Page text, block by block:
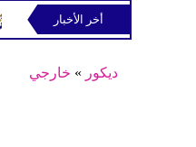
في رب ثلاثين
أخر الأخبار
ديكور » خارجي